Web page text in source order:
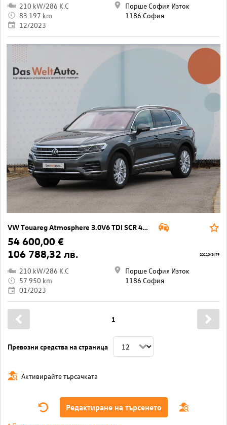
210 kW/286 K.C
83 197 km
12/2023
Порше София Изток
1186 София
VW Touareg Atmosphere 3.0V6 TDI SCR 4MOTION
54 600,00 €
106 788,32 лв.
210 kW/286 K.C
57 950 km
01/2023
Порше София Изток
1186 София
20110/2479
Превозни средства на страница
1
Активирайте търсачката
Редактиране на търсенето